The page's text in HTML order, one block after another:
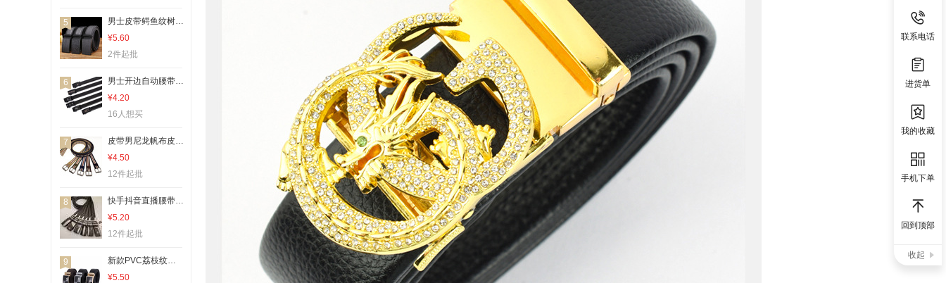
5
男士皮带鳄鱼纹树皮自动贴皮扣腰带商务新款耐刮休闲裤带自有工厂
¥5.60
2件起批
6
男士开边自动腰带14纹采双线皮带地摊超市商场热卖裤腰带厂家直销
¥4.20
16人想买
7
皮带男尼龙帆布皮带加厚加长全气孔针扣休闲编织腰带学生军训裤带
¥4.50
12件起批
8
快手抖音直播腰带 男士皮带 包边自动腰带 简约大方时尚新款 现货
¥5.20
12件起批
9
新款PVC荔枝纹包边自动皮带 男士商务休闲西裤牛仔裤腰带厂家批发
¥5.50
联系电话
进货单
我的收藏
手机下单
回到顶部
收起